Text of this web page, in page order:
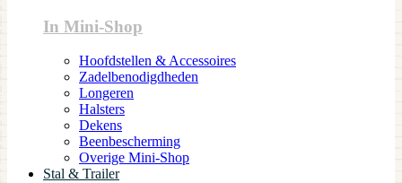
In Mini-Shop
Hoofdstellen & Accessoires
Zadelbenodigdheden
Longeren
Halsters
Dekens
Beenbescherming
Overige Mini-Shop
Stal & Trailer